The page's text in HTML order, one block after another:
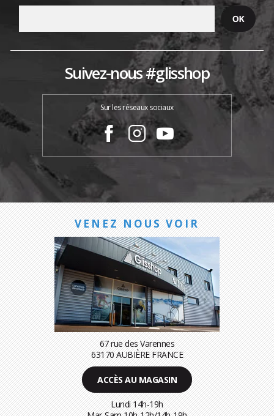
Suivez-nous #glisshop
Sur les réseaux sociaux
VENEZ NOUS VOIR
67 rue des Varennes
63170 AUBIÈRE FRANCE
ACCÈS AU MAGASIN
Lundi 14h-19h